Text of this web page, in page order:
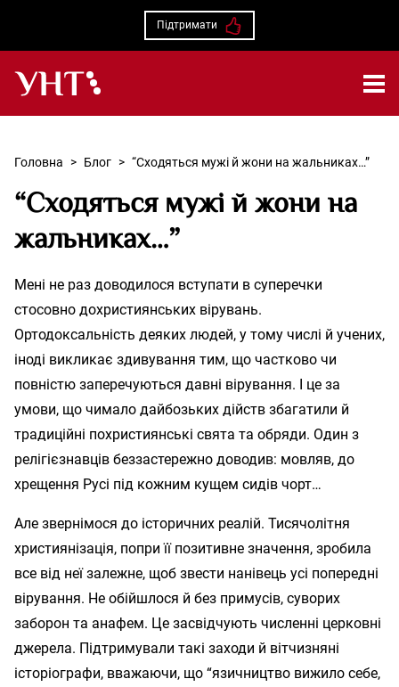
Підтримати
Головна > Блог > “Сходяться мужі й жони на жальниках…”
“Сходяться мужі й жони на
жальниках…”
Мені не раз доводилося вступати в суперечки
стосовно дохристиянських вірувань.
Ортодоксальність деяких людей, у тому числі й учених,
іноді викликає здивування тим, що частково чи
повністю заперечуються давні вірування. І це за
умови, що чимало дайбозьких дійств збагатили й
традиційні похристиянські свята та обряди. Один з
релігієзнавців беззастережно доводив: мовляв, до
хрещення Русі під кожним кущем сидів чорт…
Але звернімося до історичних реалій. Тисячолітня
християнізація, попри її позитивне значення, зробила
все від неї залежне, щоб звести нанівець усі попередні
вірування. Не обійшлося й без примусів, суворих
заборон та анафем. Це засвідчують численні церковні
джерела. Підтримували такі заходи й вітчизняні
історіографи, вважаючи, що “язичництво вижило себе,